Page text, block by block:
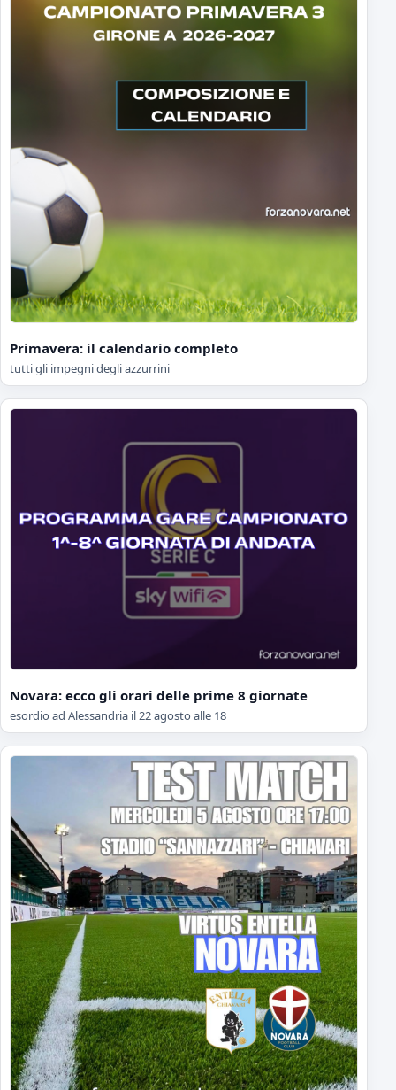
Primavera: il calendario completo
tutti gli impegni degli azzurrini
Novara: ecco gli orari delle prime 8 giornate
esordio ad Alessandria il 22 agosto alle 18